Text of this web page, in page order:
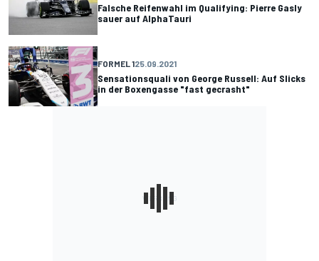
Falsche Reifenwahl im Qualifying: Pierre Gasly
sauer auf AlphaTauri
FORMEL 125.09.2021
Sensationsquali von George Russell: Auf Slicks
in der Boxengasse "fast gecrasht"